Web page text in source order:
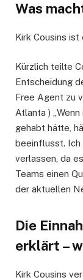
Was
Kirk Cousins
Kürzlich teilte
Entscheidung
Free Agent zu
Atlanta )
gehabt hätte,
beeinflusst. Ich
verlassen, da
Teams einen
der aktuellen
Die
erklärt –
Kirk Cousins